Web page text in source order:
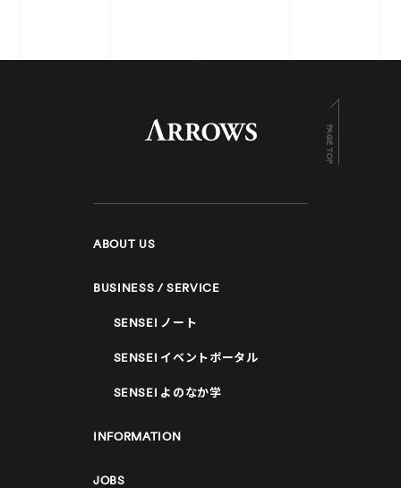
PAGE TOP
ABOUT US
BUSINESS / SERVICE
SENSEI ノート
SENSEI イベントポータル
SENSEI よのなか学
INFORMATION
JOBS